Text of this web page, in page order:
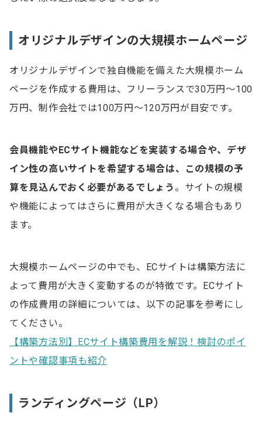
オリジナルデザインの大規模ホームページ
オリジナルデザインで独自機能を備えた大規模ホーム
ページを作成する費用は、フリーランスで30万円～100
万円、制作会社では100万円～120万円が目安です。
会員機能やECサイト機能などを実装する場合や、デザ
イン性の高いサイトを希望する場合は、この規模の予
算を見込んでおく必要があるでしょう 。サイトの規模
や機能によってはさらに費用が大きくなる場合もあり
ます。
大規模ホームページの中でも、ECサイトは構築方法に
よって費用が大きく変動するのが特徴です。ECサイト
の作成費用の詳細については、以下の記事を参考にし
てください。
【構築方法別】ECサイト構築費用を解説！検討のポイ
ントや確認事項も紹介
ランディングページ（LP）